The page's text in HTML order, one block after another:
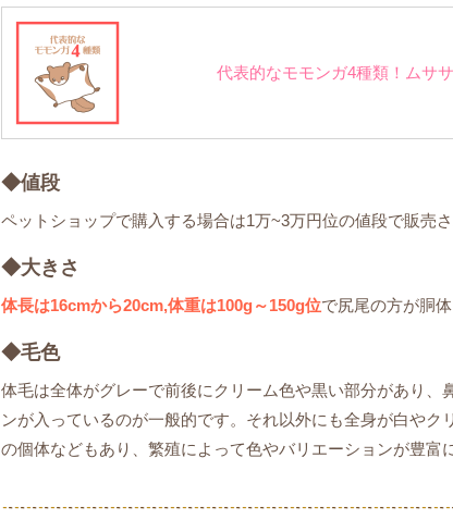
代表的なモモンガ4種類！ムサ
◆値段
ペットショップで購入する場合は1万~3万円位の値段で販売さ
◆大きさ
体長は16cmから20cm,体重は100g～150g位で尻尾の方が胴
◆毛色
体毛は全体がグレーで前後にクリーム色や黒い部分があり、
ンが入っているのが一般的です。それ以外にも全身が白やク
の個体などもあり、繁殖によって色やバリエーションが豊富